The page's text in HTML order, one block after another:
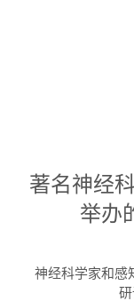
著名神经
举办
神经科学家和感